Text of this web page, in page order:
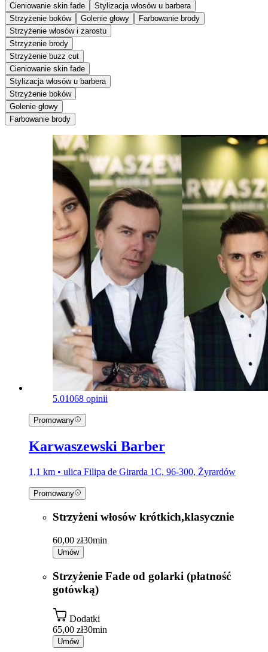
Cieniowanie skin fade
Stylizacja włosów u barbera
Strzyżenie boków
Golenie głowy
Farbowanie brody
Strzyżenie włosów i zarostu
Strzyżenie brody
Strzyżenie buzz cut
Cieniowanie skin fade
Stylizacja włosów u barbera
Strzyżenie boków
Golenie głowy
Farbowanie brody
5.01068 opinii
Promowany
Karwaszewski Barber
1,1 km • ulica Filipa de Girarda 1C, 96-300, Żyrardów
Promowany
Strzyżeni włosów krótkich,klasycznie
60,00 zł30min
Umów
Strzyżenie Fade od golarki (płatność
gotówką)
Dodatki
65,00 zł30min
Umów